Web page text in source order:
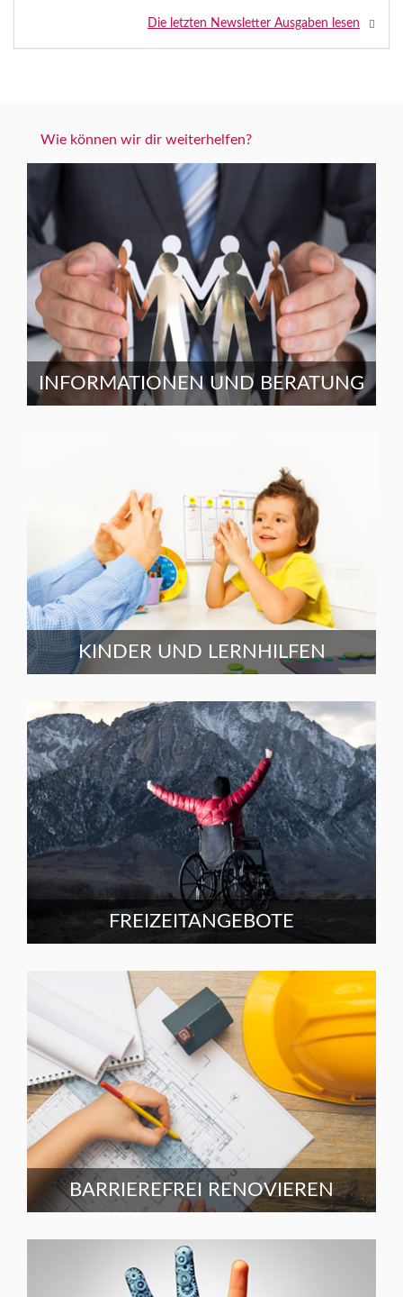
Die letzten Newsletter Ausgaben lesen
Wie können wir dir weiterhelfen?
INFORMATIONEN UND BERATUNG
KINDER UND LERNHILFEN
FREIZEITANGEBOTE
BARRIEREFREI RENOVIEREN